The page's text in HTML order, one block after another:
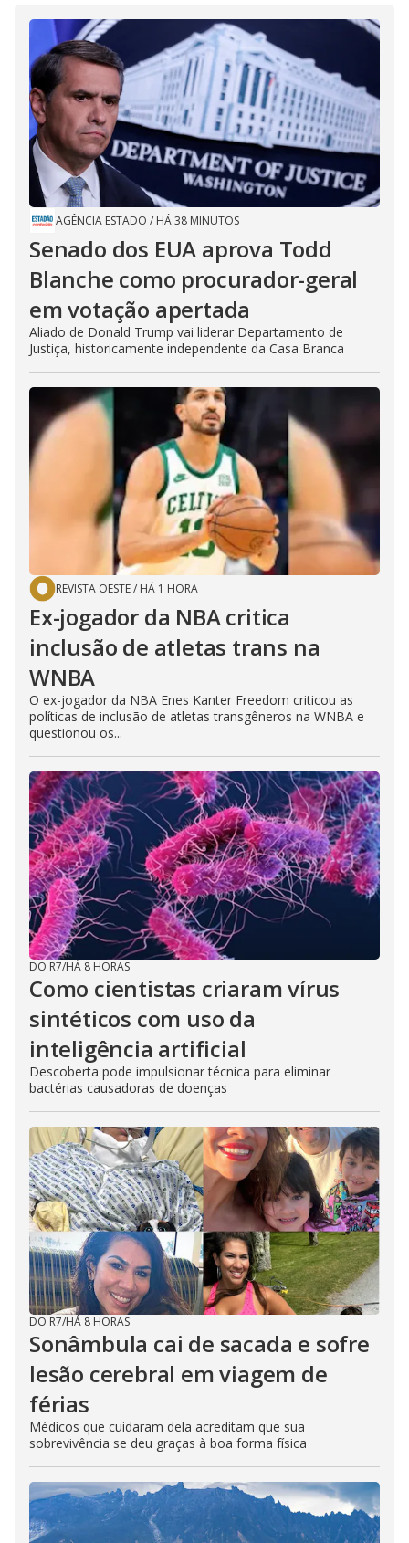
AGÊNCIA ESTADO / HÁ 38 MINUTOS
Senado dos EUA aprova Todd
Blanche como procurador-geral
em votação apertada
Aliado de Donald Trump vai liderar Departamento de
Justiça, historicamente independente da Casa Branca
REVISTA OESTE/ HÁ 1 HORA
Ex-jogador da NBA critica
inclusão de atletas trans na
WNBA
O ex-jogador da NBA Enes Kanter Freedom criticou as
políticas de inclusão de atletas transgêneros na WNBA e
questionou os...
DO R7/HÁ 8 HORAS
Como cientistas criaram vírus
sintéticos com uso da
inteligência artificial
Descoberta pode impulsionar técnica para eliminar
bactérias causadoras de doenças
DO R7/HÁ 8 HORAS
Sonâmbula cai de sacada e sofre
lesão cerebral em viagem de
férias
Médicos que cuidaram dela acreditam que sua
sobrevivência se deu graças à boa forma física